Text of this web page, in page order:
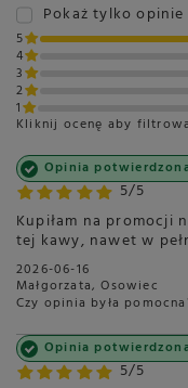
Pokaż tylko
5
4
3
2
1
Kliknij ocenę aby
5/5
Opinia
Kupiłam na promocji
tej kawy, nawet w
2026-06-16
Małgorzata, Osowiec
Czy opinia była
5/5
Opinia